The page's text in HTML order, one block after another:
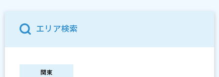
エリア検索
関東